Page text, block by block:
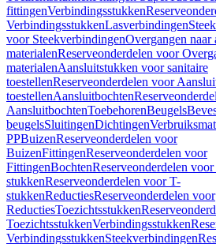
fittingenVerbindingsstukken
VerbindingsstukkenLasverbindingen
voor SteekverbindingenOvergangen naar
materialenReserveonderdelen voor
materialenAansluitstukken voor sanitaire
toestellenReserveonderdelen voor
toestellenAansluitbochten
AansluitbochtenToebehorenBeugels
beugelsSluitingenDichtingen
PPBuizenReserveonderdelen voor
BuizenFittingenReserveonderdelen voor
FittingenBochtenReserveonderdelen
stukkenReserveonderdelen voor T-
stukkenReductiesReserveonderdelen voor
ReductiesToezichtsstukken
ToezichtsstukkenVerbindingsstukken
VerbindingsstukkenSteekverbindingen